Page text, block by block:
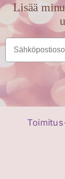
Lisää
Email